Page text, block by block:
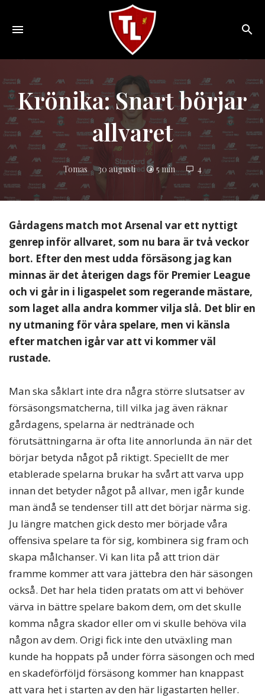
Sveriges
Liverpool
online
magazine!
Krönika: Snart börjar
allvaret
Tomas 30 augusti 5 min 4
Gårdagens match mot Arsenal var ett nyttigt
genrep inför allvaret, som nu bara är två veckor
bort. Efter den mest udda försäsong jag kan
minnas är det återigen dags för Premier League
och vi går in i ligaspelet som regerande mästare,
som laget alla andra kommer vilja slå. Det blir en
ny utmaning för våra spelare, men vi känsla
efter matchen igår var att vi kommer väl
rustade.
Man ska såklart inte dra några större slutsatser av
försäsongsmatcherna, till vilka jag även räknar
gårdagens, spelarna är nedtränade och
förutsättningarna är ofta lite annorlunda än när det
börjar betyda något på riktigt. Speciellt de mer
etablerade spelarna brukar ha svårt att varva upp
innan det betyder något på allvar, men igår kunde
man ändå se tendenser till att det börjar närma sig.
Ju längre matchen gick desto mer började våra
offensiva spelare ta för sig, kombinera sig fram och
skapa målchanser. Vi kan lita på att trion där
framme kommer att vara jättebra den här säsongen
också. Det har hela tiden pratats om att vi behöver
värva in bättre spelare bakom dem, om det skulle
komma några skador eller om vi skulle behöva vila
någon av dem. Origi fick inte den utväxling man
kunde ha hoppats på under förra säsongen och med
en skadeförföljd försäsong kommer han knappast
att vara het i starten av den här ligastarten heller.